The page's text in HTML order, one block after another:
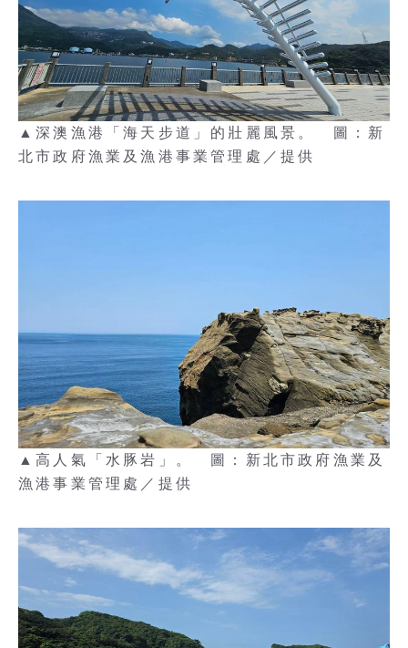
▲深澳漁港「海天步道」的壯麗風景。 圖：新
北市政府漁業及漁港事業管理處／提供
▲高人氣「水豚岩」。 圖：新北市政府漁業及
漁港事業管理處／提供